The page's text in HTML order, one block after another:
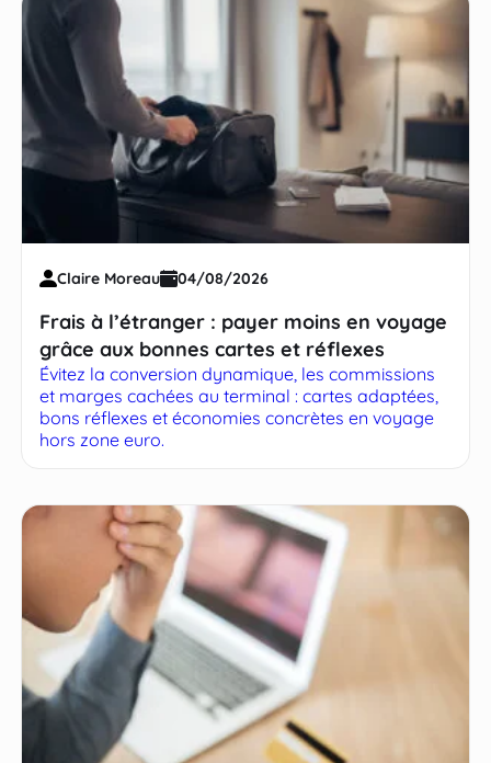
Claire Moreau 04/08/2026
Frais à l’étranger : payer moins en voyage
grâce aux bonnes cartes et réflexes
Évitez la conversion dynamique, les commissions
et marges cachées au terminal : cartes adaptées,
bons réflexes et économies concrètes en voyage
hors zone euro.